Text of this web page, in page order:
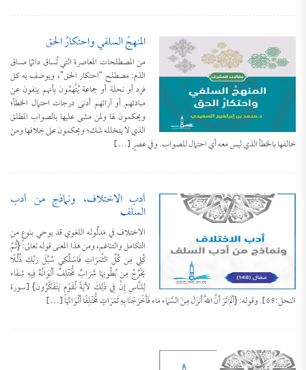
المنهجُ السلفي واحتكارُ الحق
من المصطلحات المعاصرة التي تُساق دائمًا مساق
الذم: مصطلح “احتكار الحق”، ويوصف به كل
فرد أو نحلة أو جماعة يُتَّهَمُون بأنهم ينفون عن
مبادئهم أو آرائهم أدنى درجات احتمال الخطأ؛
ويحكمون لها ولمن مشى عليها بالصواب المطلق
الذي لا يتخلله شك؛ ويحكمون على خِلافها ومن
خالفها بالخطأ الذي ليس معه أي احتمال للصواب. وفي عصرٍ […]
أدب الاختلاف، ونماذج من أدب
السلف
الاختلاف في مَدلُوله اللغوي قد يوحي بنوعٍ من
التكامل والتناغم، ومن هذا المعنى قوله تعالى: {ثُمَّ
كُلِي مِن كُلِّ الثَّمَرَاتِ فَاسْلُكِي سُبُلَ رَبِّكِ ذُلُلًا
يَخْرُجُ مِن بُطُونِهَا شَرَابٌ مُّخْتَلِفٌ أَلْوَانُهُ فِيهِ شِفَاء
لِلنَّاسِ إِنَّ فِي ذَلِكَ لآيَةً لِّقَوْمٍ يَتَفَكَّرُون} [سورة
النحل:69]. وقوله: {أَلَمْ تَرَ أَنَّ اللَّهَ أَنزَلَ مِنَ السَّمَاء مَاء فَأَخْرَجْنَا بِهِ ثَمَرَاتٍ مُّخْتَلِفًا أَلْوَانُهَا […]